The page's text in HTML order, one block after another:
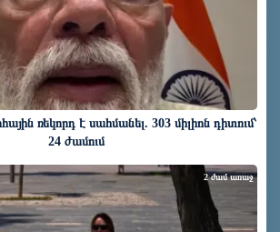
ռեկորդ է սահմանել. 303 միլիոն դիտում՝
24 ժամում
2 ժամ առաջ